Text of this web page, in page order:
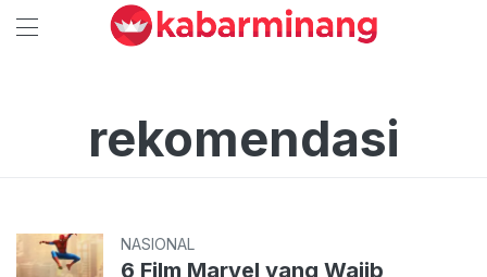
rekomendasi
NASIONAL
6 Film Marvel yang Wajib